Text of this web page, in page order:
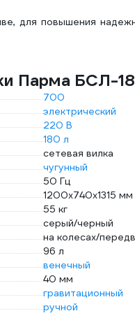
для повышения
Парма БСЛ-
700
электрический
220 В
180 л
сетевая вилка
чугунный
50 Гц
1200х740х1315 мм
55 кг
серый/черный
на колесах/
96 л
венечный
40 мм
гравитационный
ручной